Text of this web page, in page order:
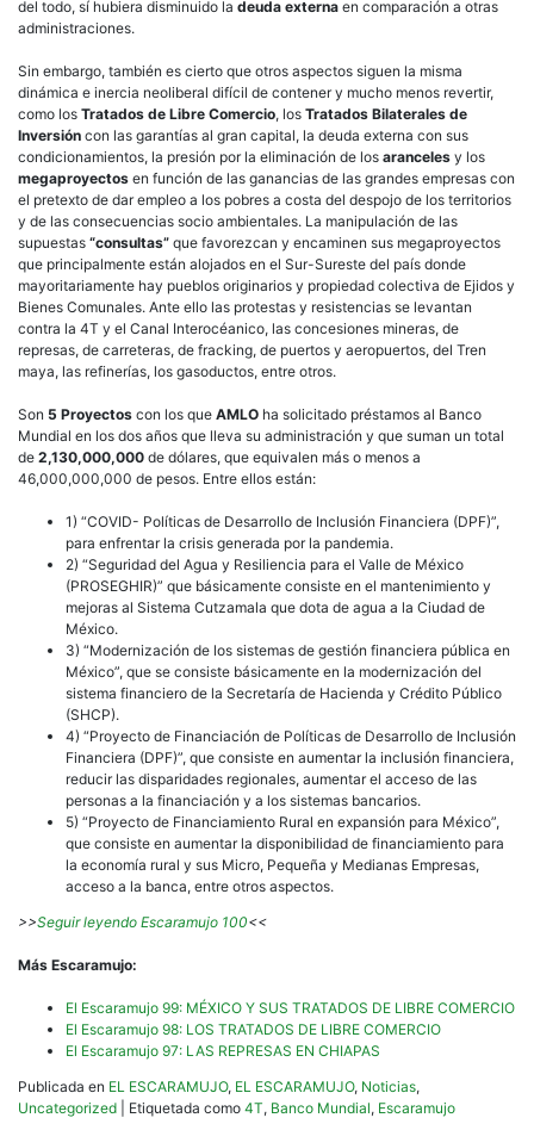
del todo, sí hubiera disminuido la deuda externa en comparación a otras
administraciones.
Sin embargo, también es cierto que otros aspectos siguen la misma
dinámica e inercia neoliberal difícil de contener y mucho menos revertir,
como los Tratados de Libre Comercio, los Tratados Bilaterales de
Inversión con las garantías al gran capital, la deuda externa con sus
condicionamientos, la presión por la eliminación de los aranceles y los
megaproyectos en función de las ganancias de las grandes empresas con
el pretexto de dar empleo a los pobres a costa del despojo de los territorios
y de las consecuencias socio ambientales. La manipulación de las
supuestas “consultas” que favorezcan y encaminen sus megaproyectos
que principalmente están alojados en el Sur-Sureste del país donde
mayoritariamente hay pueblos originarios y propiedad colectiva de Ejidos y
Bienes Comunales. Ante ello las protestas y resistencias se levantan
contra la 4T y el Canal Interocéanico, las concesiones mineras, de
represas, de carreteras, de fracking, de puertos y aeropuertos, del Tren
maya, las refinerías, los gasoductos, entre otros.
Son 5 Proyectos con los que AMLO ha solicitado préstamos al Banco
Mundial en los dos años que lleva su administración y que suman un total
de 2,130,000,000 de dólares, que equivalen más o menos a
46,000,000,000 de pesos. Entre ellos están:
1) “COVID- Políticas de Desarrollo de Inclusión Financiera (DPF)”,
para enfrentar la crisis generada por la pandemia.
2) “Seguridad del Agua y Resiliencia para el Valle de México
(PROSEGHIR)” que básicamente consiste en el mantenimiento y
mejoras al Sistema Cutzamala que dota de agua a la Ciudad de
México.
3) “Modernización de los sistemas de gestión financiera pública en
México”, que se consiste básicamente en la modernización del
sistema financiero de la Secretaría de Hacienda y Crédito Público
(SHCP).
4) “Proyecto de Financiación de Políticas de Desarrollo de Inclusión
Financiera (DPF)”, que consiste en aumentar la inclusión financiera,
reducir las disparidades regionales, aumentar el acceso de las
personas a la financiación y a los sistemas bancarios.
5) “Proyecto de Financiamiento Rural en expansión para México”,
que consiste en aumentar la disponibilidad de financiamiento para
la economía rural y sus Micro, Pequeña y Medianas Empresas,
acceso a la banca, entre otros aspectos.
>>Seguir leyendo Escaramujo 100<<
Más Escaramujo:
El Escaramujo 99: MÉXICO Y SUS TRATADOS DE LIBRE COMERCIO
El Escaramujo 98: LOS TRATADOS DE LIBRE COMERCIO
El Escaramujo 97: LAS REPRESAS EN CHIAPAS
Publicada en EL ESCARAMUJO, EL ESCARAMUJO, Noticias,
Uncategorized
Etiquetada como 4T, Banco Mundial, Escaramujo